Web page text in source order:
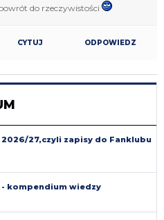
do rzeczywistości
CYTUJ ODPOWIEDZ
2026/27,czyli zapisy do Fanklubu
- kompendium wiedzy